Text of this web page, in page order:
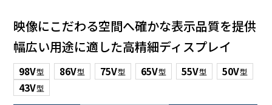
映像にこだわる空間へ確かな表示品質を提供
幅広い用途に適した高精細ディスプレイ
98V型 86V型 75V型 65V型 55V型 50V型
43V型